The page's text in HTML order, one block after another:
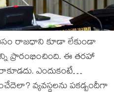
రాజధాని కూడా లేకుండా
ప్రారంభించింది. ఈ తరహా
ఎందుకంటే…
వ్యవస్థలను పకడ్బందీగా